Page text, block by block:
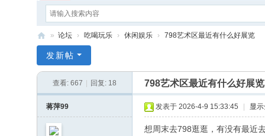
京
» 论坛 › 吃喝玩乐 › 休闲娱乐 › 798艺术区最近有什么好展览
发新帖
查看: 667 回复: 18 798艺术区最近有什么好展览
蒋萍99 发表于 2026-4-9 15:33:45 显
想周末去798逛逛，有没有最近